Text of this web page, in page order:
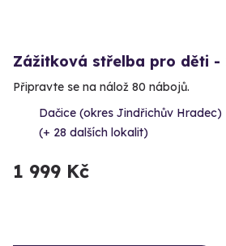
Zážitková střelba pro děti -
Připravte se na nálož 80 nábojů.
Dačice (okres Jindřichův Hradec)
(+ 28 dalších lokalit)
1 999 Kč